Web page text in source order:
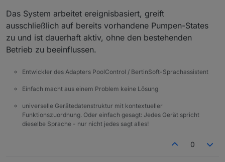
Das System arbeitet ereignisbasiert, greift
ausschließlich auf bereits vorhandene Pumpen-States
zu und ist dauerhaft aktiv, ohne den bestehenden
Betrieb zu beeinflussen.
Entwickler des Adapters PoolControl / BertinSoft-Sprachassistent
Einfach macht aus einem Problem keine Lösung
universelle Gerätedatenstruktur mit kontextueller
Funktionszuordnung. Oder einfach gesagt: Jedes Gerät spricht
dieselbe Sprache - nur nicht jedes sagt alles!
0